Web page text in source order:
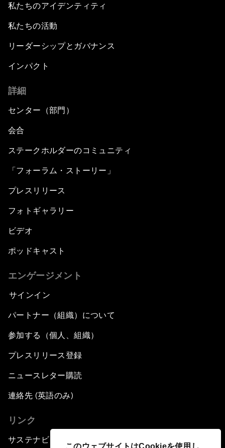
このウェブサイトはCookieを使用し
私たちのアイデンティティ
私たちの活動
リーダーシップとガバナンス
インパクト
詳細
センター（部門）
会合
ステークホルダーのコミュニティ
「フォーラム・ストーリー」
プレスリリース
フォトギャラリー
ビデオ
ポッドキャスト
エンゲージメント
サインイン
パートナー（組織）について
参加する（個人、組織）
プレスリリース登録
ニュースレター購読
連絡先 (英語のみ)
リンク
サステナビリティへの取り組み